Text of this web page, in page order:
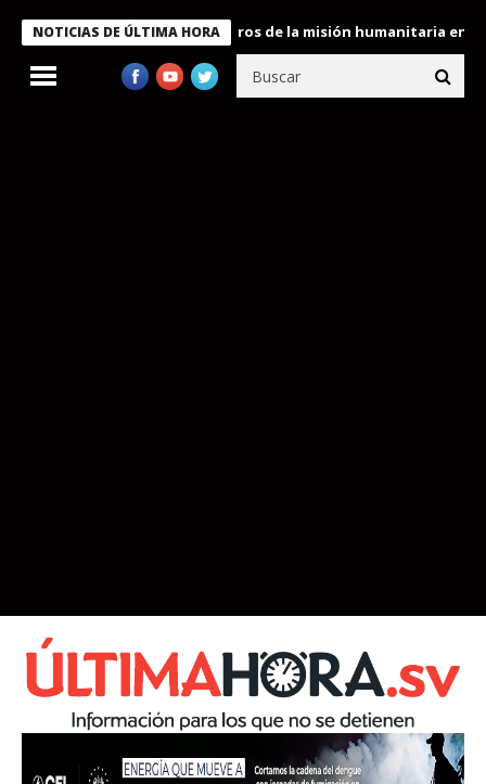
NOTICIAS DE ÚLTIMA HORA
Bukele condecora a miembros de la misión humanitaria enviada a